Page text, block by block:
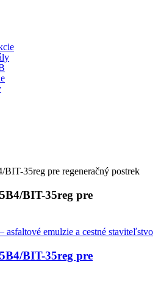
BIT-35reg pre
BIT-35reg pre